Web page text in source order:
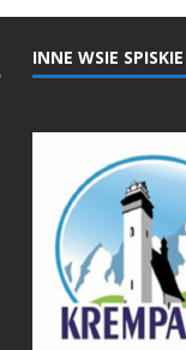
INNE WSIE SPISKIE